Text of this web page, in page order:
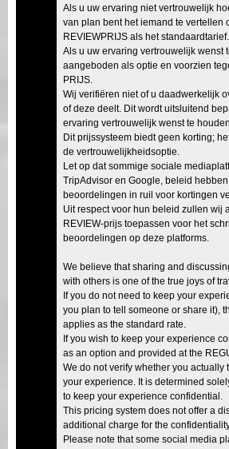
Als u uw ervaring niet vertrouwelijk
van plan bent het iemand te vertellen
REVIEWPRIJS als het standaardtarief.
Als u uw ervaring vertrouwelijk wenst
aangeboden als optie en voorzien
PRIJS.
Wij verifiëren niet of u daadwerkelijk
of deze deelt. Dit wordt uitsluitend
ervaring vertrouwelijk wenst te houden.
Dit prijssysteem biedt geen korting;
de vertrouwelijkheidsoptie.
Let op dat sommige sociale
TripAdvisor en Google, beleid
beoordelingen in ruil voor kortingen
Uit respect voor hun beleid zullen wij
REVIEW-prijs toepassen voor het
beoordelingen op deze platforms.
We believe that sharing and
with others is one of the true joys of
If you do not need to keep your
you plan to tell someone or share it),
applies as the standard rate.
If you wish to keep your experience
as an option and provided at the
We do not verify whether you actually
your experience. It is determined
to keep your experience confidential.
This pricing system does not offer a
additional charge for the
Please note that some social media